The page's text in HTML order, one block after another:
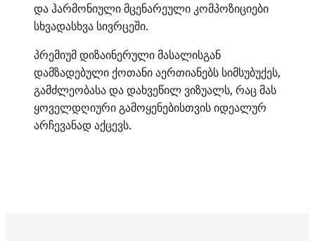
და ჰარმონიული მცენარეული კომპოზიციები
სხვადასხვა სივრცეში.
პრემიუმ დიზაინერული მასალისგან
დამზადებული ქოთანი აერთიანებს სიმსუბუქეს,
გამძლეობასა და დახვეწილ ვიზუალს, რაც მას
ყოველდღიური გამოყენებისთვის იდეალურ
არჩევანად აქცევს.